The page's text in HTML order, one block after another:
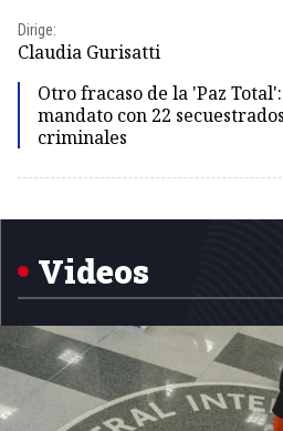
Dirige:
Claudia Gurisatti
Otro fracaso de la 'Paz
mandato con 22
criminales
Videos